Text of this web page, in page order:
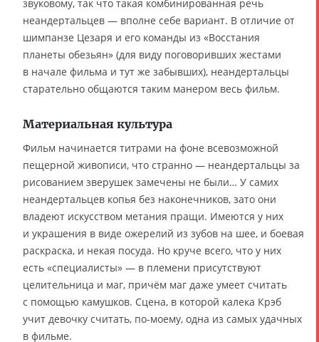
звуковому, так что такая комбинированная речь
неандертальцев — вполне себе вариант. В отличие от
шимпанзе Цезаря и его команды из «Восстания
планеты обезьян» (для виду поговоривших жестами
в начале фильма и тут же забывших), неандертальцы
старательно общаются таким манером весь фильм.
Материальная культура
Фильм начинается титрами на фоне всевозможной
пещерной живописи, что странно — неандертальцы за
рисованием зверушек замечены не были… У самих
неандертальцев копья без наконечников, зато они
владеют искусством метания пращи. Имеются у них
и украшения в виде ожерелий из зубов на шее, и боевая
раскраска, и некая посуда. Но круче всего, что у них
есть «специалисты» — в племени присутствуют
целительница и маг, причём маг даже умеет считать
с помощью камушков. Сцена, в которой калека Крэб
учит девочку считать, по-моему, одна из самых удачных
в фильме.